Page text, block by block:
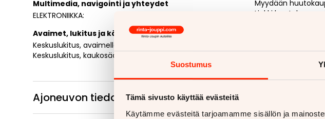
Suostumus
Tämä sivusto käyttää evästeitä
Käytämme evästeitä tarjoamamme sisällön ja
Multimedia, navigointi ja yhteydet
ELEKTRONIIKKA:
Avaimet, lukitus ja käynnistys
Keskuslukitus, avaimella
Keskuslukitus, kaukosäätöinen
Myydään
Linkki huutokauppa
Ajoneuvon tiedot